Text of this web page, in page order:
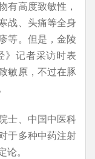
有高度致敏性，
战、头痛等全身
等。但是，金陵
》记者采访时表
敏原，不过在豚
士、中国中医科
于多种中药注射
。